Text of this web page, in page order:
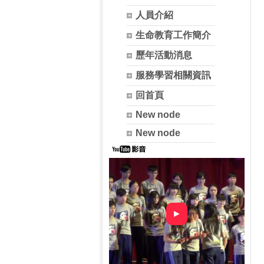
人員介紹
生命教育工作簡介
歷年活動消息
服務學習相關資訊
回首頁
New node
New node
►